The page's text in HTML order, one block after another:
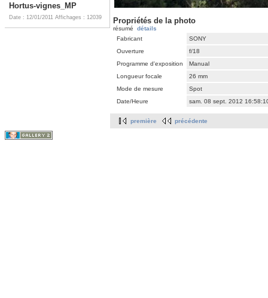
Hortus-vignes_MP
Date : 12/01/2011 Affichages : 12039 Propriétés de la photo
résumé détails
Fabricant
SONY
Ouverture
f/18
Programme d'exposition
Manual
Longueur focale
26 mm
Mode de mesure
Spot
Date/Heure
sam. 08 sept. 2012
première précédente